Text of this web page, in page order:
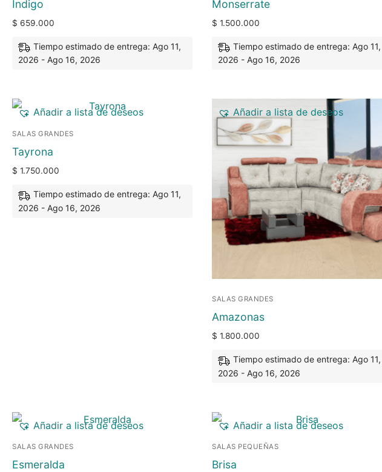
Indigo
$ 659.000
Tiempo estimado de entrega: Ago 11,
2026 - Ago 16, 2026
Monserrate
$ 1.500.000
Tiempo estimado de entrega: Ago 11,
2026 - Ago 16, 2026
Añadir a lista de deseos
SALAS GRANDES
Tayrona
$ 1.750.000
Tiempo estimado de entrega: Ago 11,
2026 - Ago 16, 2026
Añadir a lista de deseos
SALAS GRANDES
Amazonas
$ 1.800.000
Tiempo estimado de entrega: Ago 11,
2026 - Ago 16, 2026
Añadir a lista de deseos
SALAS GRANDES
Esmeralda
Añadir a lista de deseos
SALAS PEQUEÑAS
Brisa